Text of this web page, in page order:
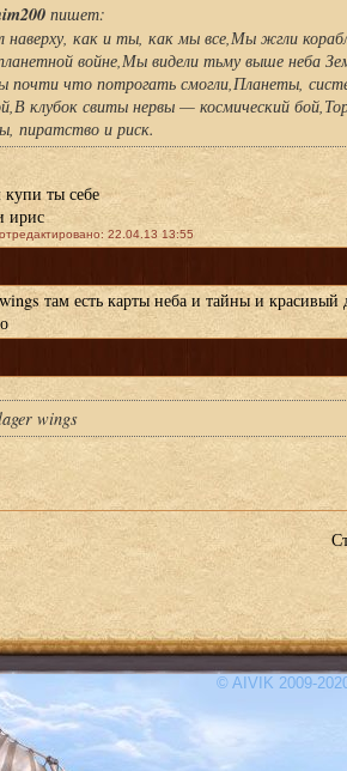
пишет:
наверху, как и ты, как мы все,Мы жгли
войне,Мы видели тьму выше неба
почти что потрогать смогли,Планеты,
клубок свиты нервы — космический
пиратство и риск.
ты себе
ирис
22.04.13 13:55
там есть карты неба и тайны и красивый
wings
© AIVIK 2009-